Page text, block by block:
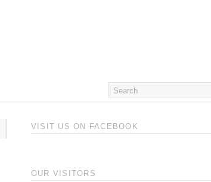
VISIT US ON FACEBOOK
OUR VISITORS